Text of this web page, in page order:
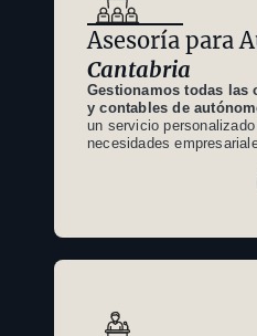
Asesoría para
Cantabria
Gestionamos todas las
y contables de
un servicio
necesidades